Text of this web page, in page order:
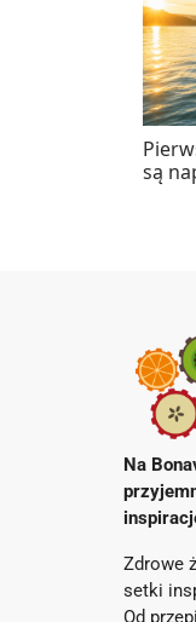
są
Na
Zdrowe
setki
Od